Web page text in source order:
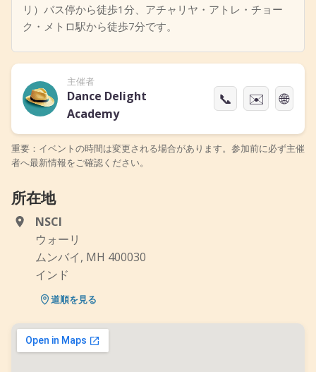
リ）バス停から徒歩1分、アチャリヤ・アトレ・チョー
ク・メトロ駅から徒歩7分です。
主催者
Dance Delight
Academy
📞 ✉️ 🌐
重要：イベントの時間は変更される場合があります。参加前に必ず主催
者へ最新情報をご確認ください。
所在地
NSCI
ウォーリ
ムンバイ, MH 400030
インド
道順を見る